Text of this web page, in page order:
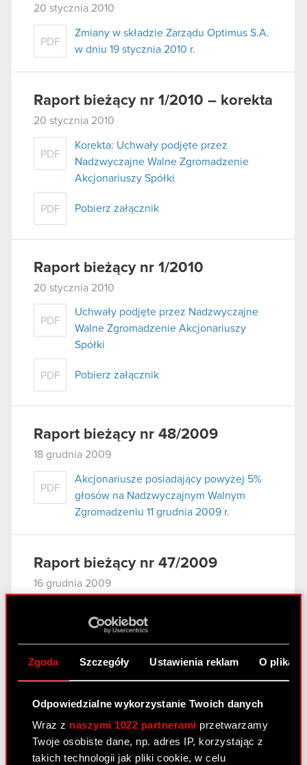
Zgoda Szczegóły Ustawienia reklam O
Odpowiedzialne wykorzystanie Twoich danych
Wraz z naszymi 1022 partnerami przetwarzamy
Twoje osobiste dane, np. adres IP, korzystając z
takich technologii jak pliki cookie, w celu
20 stycznia 2010
PDF
Zmiany w składzie Zarządu Optimus S.A.
w dniu 19 stycznia 2010 r.
Raport bieżący nr 1/2010 – korekta
20 stycznia 2010
PDF
Korekta: Uchwały podjęte przez
Nadzwyczajne Walne Zgromadzenie
Akcjonariuszy Spółki
PDF Pobierz załącznik
Raport bieżący nr 1/2010
20 stycznia 2010
PDF
Uchwały podjęte przez Nadzwyczajne
Walne Zgromadzenie Akcjonariuszy
Spółki
PDF Pobierz załącznik
Raport bieżący nr 48/2009
18 grudnia 2009
PDF
Akcjonariusze posiadający powyżej 5%
głosów na Nadzwyczajnym Walnym
Zgromadzeniu 11 grudnia 2009 r.
Raport bieżący nr 47/2009
16 grudnia 2009
Informacja udzielona akcjonariuszowi.
PDF
OGŁOSZENIE ZARZĄDU OPTIMUS
SPÓŁKA AKCYJNA O ZWOŁANIU
NADZWYCZAJNEGO WALNEGO